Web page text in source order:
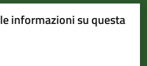
informazioni su questa